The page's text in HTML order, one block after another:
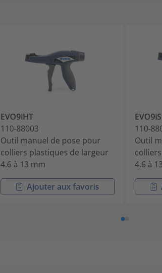
EVO9iHT
110-88003
Outil manuel de pose pour
colliers plastiques de largeur
4.6 à 13 mm
Ajouter aux favoris
110-
Outil
4.6 à